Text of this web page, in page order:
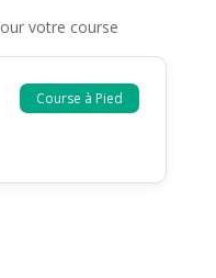
votre course
Course à Pied